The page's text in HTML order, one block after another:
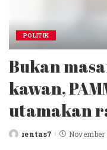
POLITIK
Bukan
kawan,
utamakan
Postedrentas7 November